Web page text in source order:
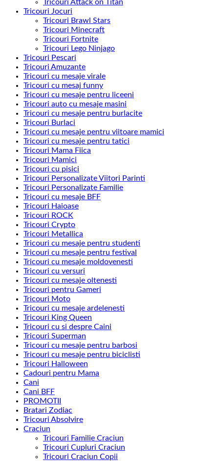
Tricouri Attack on Titan
Tricouri Jocuri
Tricouri Brawl Stars
Tricouri Minecraft
Tricouri Fortnite
Tricouri Lego Ninjago
Tricouri Pescari
Tricouri Amuzante
Tricouri cu mesaje virale
Tricouri cu mesaj funny
Tricouri cu mesaje pentru liceeni
Tricouri auto cu mesaje masini
Tricouri cu mesaje pentru burlacite
Tricouri Burlaci
Tricouri cu mesaje pentru viitoare mamici
Tricouri cu mesaje pentru tatici
Tricouri Mama Fiica
Tricouri Mamici
Tricouri cu pisici
Tricouri Personalizate Viitori Parinti
Tricouri Personalizate Familie
Tricouri cu mesaje BFF
Tricouri Haioase
Tricouri ROCK
Tricouri Crypto
Tricouri Metallica
Tricouri cu mesaje pentru studenti
Tricouri cu mesaje pentru festival
Tricouri cu mesaje moldovenesti
Tricouri cu versuri
Tricouri cu mesaje oltenesti
Tricouri pentru Gameri
Tricouri Moto
Tricouri cu mesaje ardelenesti
Tricouri King Queen
Tricouri cu si despre Caini
Tricouri Superman
Tricouri cu mesaje pentru barbosi
Tricouri cu mesaje pentru biciclisti
Tricouri Halloween
Cadouri pentru Mama
Cani
Cani BFF
PROMOTII
Bratari Zodiac
Tricouri Absolvire
Craciun
Tricouri Familie Craciun
Tricouri Cupluri Craciun
Tricouri Craciun Copii